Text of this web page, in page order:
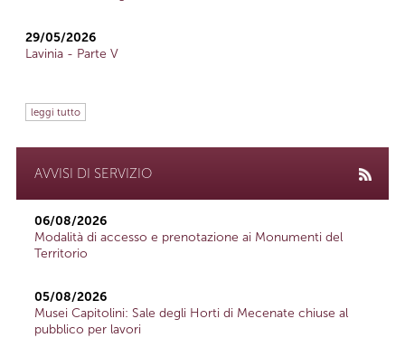
29/05/2026
Lavinia - Parte V
leggi tutto
AVVISI DI SERVIZIO
06/08/2026
Modalità di accesso e prenotazione ai Monumenti del
Territorio
05/08/2026
Musei Capitolini: Sale degli Horti di Mecenate chiuse al
pubblico per lavori